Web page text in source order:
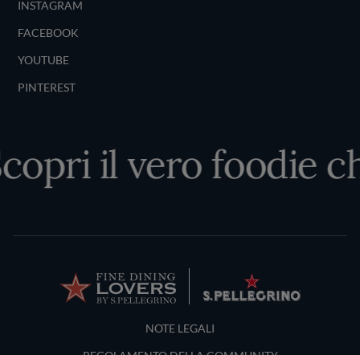
INSTAGRAM
FACEBOOK
YOUTUBE
PINTEREST
il vero foodie
Terms and Conditions
NOTE LEGALI